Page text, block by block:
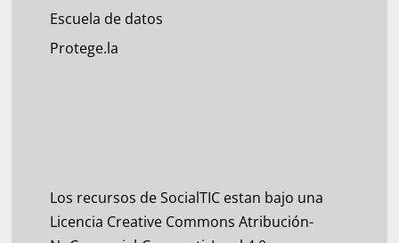
Escuela de datos
Protege.la
Los recursos de SocialTIC estan bajo una
Licencia Creative Commons Atribución-